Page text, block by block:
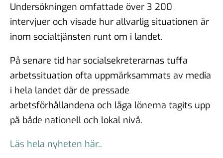
Undersökningen omfattade över 3 200
intervjuer och visade hur allvarlig situationen är
inom socialtjänsten runt om i landet.
På senare tid har socialsekreterarnas tuffa
arbetssituation ofta uppmärksammats av media
i hela landet där de pressade
arbetsförhållandena och låga lönerna tagits upp
på både nationell och lokal nivå.
Läs hela nyheten här..